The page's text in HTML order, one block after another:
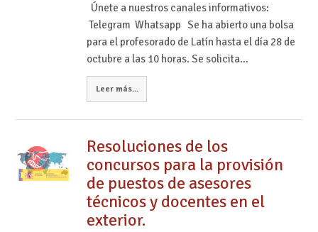
Únete a nuestros canales informativos:
Telegram Whatsapp Se ha abierto una bolsa
para el profesorado de Latín hasta el día 28 de
octubre a las 10 horas. Se solicita…
Leer más...
Resoluciones de los
concursos para la provisión
de puestos de asesores
técnicos y docentes en el
exterior.